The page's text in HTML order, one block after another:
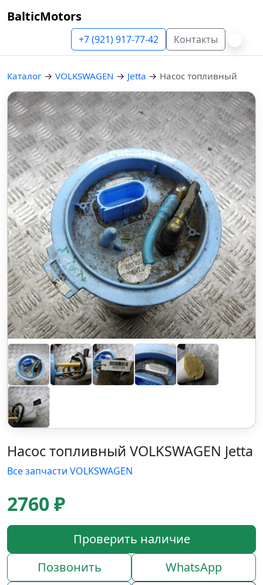
BalticMotors
+7 (921) 917-77-42 Контакты
Каталог → VOLKSWAGEN → Jetta → Насос топливный
Насос топливный VOLKSWAGEN Jetta
Все запчасти VOLKSWAGEN
2760 ₽
Проверить наличие
Позвонить
WhatsApp